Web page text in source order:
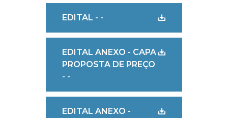
EDITAL - -
EDITAL ANEXO - CAPA
PROPOSTA DE PREÇO
- -
EDITAL ANEXO -